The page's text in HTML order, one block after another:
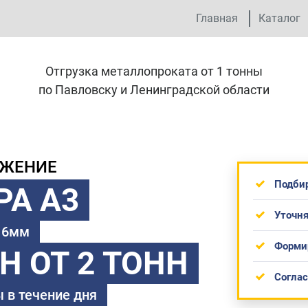
Главная Каталог
Отгрузка металлопроката от 1 тонны
по Павловску и Ленинградской области
А3
ОТ 2 ТОНН
в течение дня